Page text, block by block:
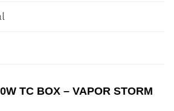
TC BOX – VAPOR STORM